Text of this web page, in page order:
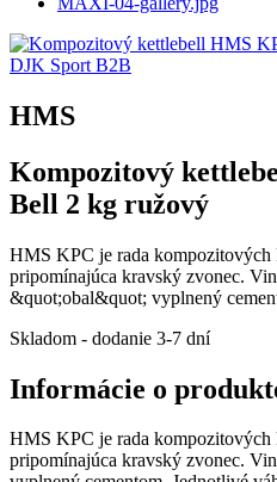
HMS
Kompozitový
Bell 2 kg ružový
HMS KPC je rada
pripomínajúca kravský zvonec.
&quot;obal&quot; vyplnený
Skladom - dodanie 3-7 dní
Informácie o
HMS KPC je rada
pripomínajúca kravský zvonec.